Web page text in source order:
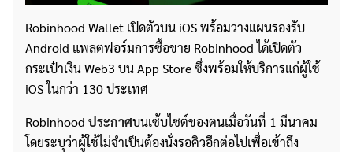
Robinhood Wallet เปิดตัวบน iOS พร้อมวางแผนรองรับ
Android แพลตฟอร์มการซื้อขาย Robinhood ได้เปิดตัว
กระเป๋าเงิน Web3 บน App Store ซึ่งพร้อมให้บริการแก่ผู้ใช้
iOS ในกว่า 130 ประเทศ
Robinhood ประกาศบนเซ้บไซต์ของตนเมื่อวันที่ 1 มีนาคม
โดยระบุว่าผู้ใช้ไม่จำเป็นต้องนั่งรอคิวอีกต่อไปเพื่อเข้าถึง